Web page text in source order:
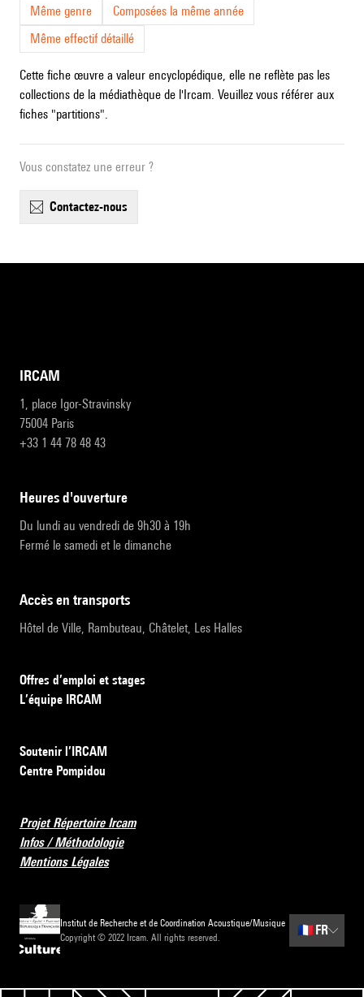
Même genre
Composées la même année
Même effectif détaillé
Cette fiche œuvre a valeur encyclopédique, elle ne reflète pas les
collections de la médiathèque de l'Ircam. Veuillez vous référer aux
fiches "partitions".
Vous constatez une erreur ?
contactez-nous
IRCAM
1, place Igor-Stravinsky
75004 Paris
+33 1 44 78 48 43
heures d'ouverture
Du lundi au vendredi de 9h30 à 19h
Fermé le samedi et le dimanche
accès en transports
Hôtel de Ville, Rambuteau, Châtelet, Les Halles
Offres d’emploi et stages
L’équipe IRCAM
Soutenir l’IRCAM
Centre Pompidou
Projet Répertoire Ircam
Infos / Méthodologie
Mentions Légales
Institut de Recherche et de Coordination Acoustique/Musique
Copyright © 2022 Ircam. All rights reserved.
🇫🇷 FR